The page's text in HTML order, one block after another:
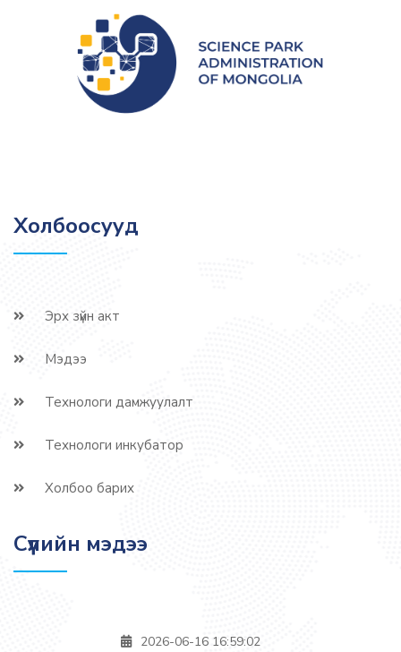
Холбоосууд
Эрх зүйн акт
Мэдээ
Технологи дамжуулалт
Технологи инкубатор
Холбоо барих
Сүүлийн мэдээ
2026-06-16 16:59:02